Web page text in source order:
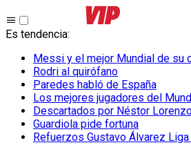
Es tendencia:
Messi y el mejor Mundial de su
Rodri al quirófano
Paredes habló de España
Los mejores jugadores del
Descartados por Néstor Lorenzo
Guardiola pide fortuna
Refuerzos Gustavo Álvarez Liga